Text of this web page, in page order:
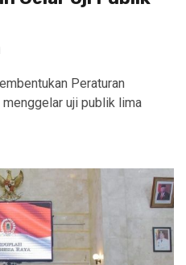
Peraturan
menggelar uji publik lima